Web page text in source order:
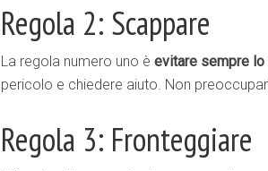
Regola 2: Scappare
La regola numero uno è evitare sempre
pericolo e chiedere aiuto. Non
Regola 3: Fronteggiare